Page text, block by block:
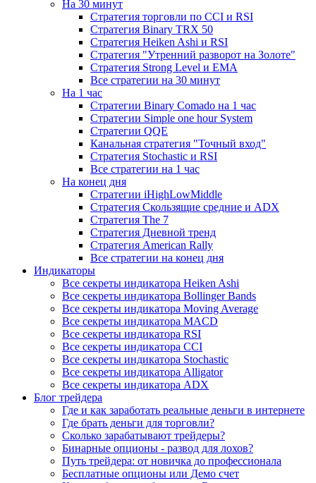
На 30 минут
Стратегия торговли по CCI и RSI
Стратегия Binary TRX 50
Стратегия Heiken Ashi и RSI
Стратегия "Утренний разворот на Золоте"
Стратегия Strong Level и EMA
Все стратегии на 30 минут
На 1 час
Стратегии Binary Comado на 1 час
Стратегии Simple one hour System
Стратегии QQE
Канальная стратегия "Точный вход"
Стратегия Stochastic и RSI
Все стратегии на 1 час
На конец дня
Стратегии iHighLowMiddle
Стратегия Скользящие средние и ADX
Стратегия The 7
Стратегия Дневной тренд
Стратегия American Rally
Все стратегии на конец дня
Индикаторы
Все секреты индикатора Heiken Ashi
Все секреты индикатора Bollinger Bands
Все секреты индикатора Moving Average
Все секреты индикатора MACD
Все секреты индикатора RSI
Все секреты индикатора CCI
Все секреты индикатора Stochastic
Все секреты индикатора Alligator
Все секреты индикатора ADX
Блог трейдера
Где и как заработать реальные деньги в интернете
Где брать деньги для торговли?
Сколько зарабатывают трейдеры?
Бинарные опционы - развод для лохов?
Путь трейдера: от новичка до профессионала
Бесплатные опционы или Демо счет